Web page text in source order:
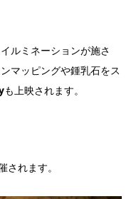
ルミネーションが施さ
マッピングや鍾乳石をス
も上映されます。
れます。